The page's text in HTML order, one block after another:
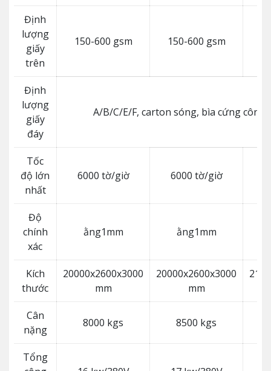
Định
lượng
giấy
trên
150-600 gsm 150-600 gsm
Định
lượng
giấy
đáy
A/B/C/E/F, carton sóng, bìa cứng công
Tốc
độ lớn
nhất
6000 tờ/giờ 6000 tờ/giờ
Độ
chính
xác
ằng1mm ằng1mm
Kích
thước
20000x2600x3000
mm
20000x2600x3000
mm
Cân
nặng
8000 kgs 8500 kgs
Tổng